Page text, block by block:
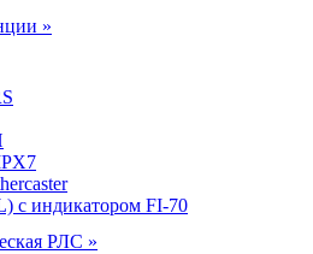
»
с индикатором FI-70
РЛС »